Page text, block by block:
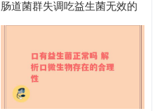
肠道菌群失调吃益生菌无效的
原因及其他改善途径